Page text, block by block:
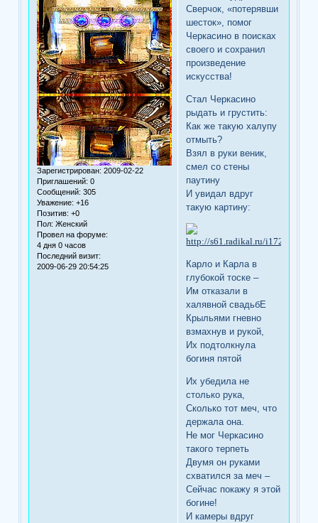
Зарегистрирован: 2009-02-22
Приглашений: 0
Сообщений: 305
Уважение: +16
Позитив: +0
Пол: Женский
Провел на форуме:
4 дня 0 часов
Последний визит:
2009-06-29 20:54:25
Сверчок, «потерявши
шесток», помог
Черкасино в поисках
своего и сохранил
произведение
искусства!
Стал Черкасино
рыдать и грустить:
Как же такую халупу
отмыть?
Взял в руки веник,
смел со стены
паутину
И увидал вдруг
такую картину:
Карло и Карла в
глубокой тоске –
Им отказали в
халявной свадьбЕ
Крыльями гневно
взмахнув и рукой,
Их подтолкнула
богиня пятой
Их убедила не
столько рука,
Сколько тот меч, что
держала она.
Не мог Черкасино
такого терпеть
Двумя он руками
схватился за меч –
Сейчас покажу я этой
богине!
И камеры вдруг